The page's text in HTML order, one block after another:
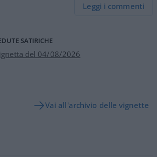
Leggi i commenti
SATIRICHE
del 04/08/2026
Vai all'archivio delle vignette